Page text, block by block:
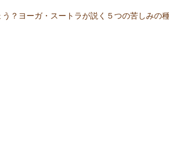
？ヨーガ・スートラが説く５つの苦しみの